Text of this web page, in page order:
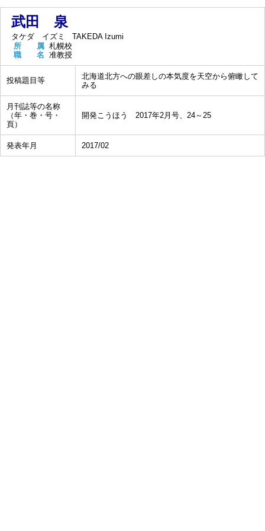
武田 泉
タケダ イズミ
TAKEDA Izumi
所 属 札幌校
職 名 准教授
投稿題目等
北海道北方への眼差しの本気度を天空から俯瞰して
みる
月刊誌等の名称
（年・巻・号・
頁）
開発こうほう 2017年2月号、24～25
発表年月 2017/02